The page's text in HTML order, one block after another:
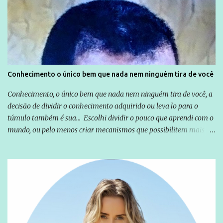
Emílio Odebrecht. Lula sempre atuou para promover o Brasil no
exterior, e não para promover determinadas empresas ou
empresários" Assina a nota o advogado Cristiano Zanin Martins
Conhecimento o único bem que nada nem ninguém tira de você
Conhecimento, o único bem que nada nem ninguém tira de você, a
decisão de dividir o conhecimento adquirido ou leva lo para o
túmulo também é sua... Escolhi dividir o pouco que aprendi com o
mundo, ou pelo menos criar mecanismos que possibilitem mais e
empreendedor da comunicação, que além de informação
cotidiana, corriqueira e cada vez mais preocupantes, do tipo que
você já esta acostumado a ver neste espaço, vou trabalhar a ideia
que possibilite distribuir não só informações, mas que gere de
forma consistente a riqueza do conhecimento... Exemplo: o